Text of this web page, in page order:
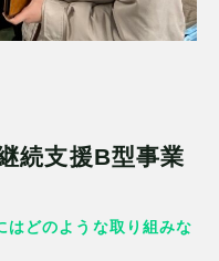
続支援B型事業
どのような取り組みな